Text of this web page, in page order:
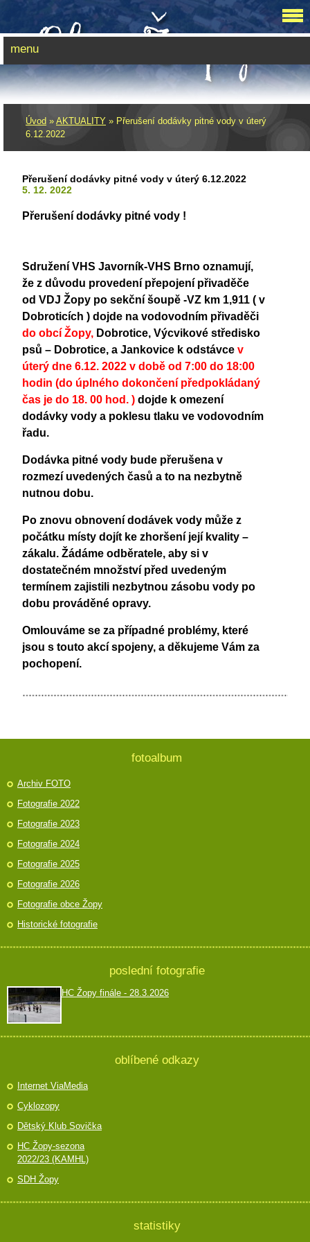
Úvod » AKTUALITY » Přerušení dodávky pitné vody v úterý
6.12.2022
Přerušení dodávky pitné vody v úterý 6.12.2022
5. 12. 2022
Přerušení dodávky pitné vody !
Sdružení VHS Javorník-VHS Brno oznamují,
že z důvodu provedení přepojení přivaděče
od VDJ Žopy po sekční šoupě -VZ km 1,911 ( v
Dobroticích ) dojde na vodovodním přivaděči
do obcí Žopy, Dobrotice, Výcvikové středisko
psů – Dobrotice, a Jankovice k odstávce v
úterý dne 6.12. 2022 v době od 7:00 do 18:00
hodin (do úplného dokončení předpokládaný
čas je do 18. 00 hod. ) dojde k omezení
dodávky vody a poklesu tlaku ve vodovodním
řadu.
Dodávka pitné vody bude přerušena v
rozmezí uvedených časů a to na nezbytně
nutnou dobu.
Po znovu obnovení dodávek vody může z
počátku místy dojít ke zhoršení její kvality –
zákalu. Žádáme odběratele, aby si v
dostatečném množství před uvedeným
termínem zajistili nezbytnou zásobu vody po
dobu prováděné opravy.
Omlouváme se za případné problémy, které
jsou s touto akcí spojeny, a děkujeme Vám za
pochopení.
menu
fotoalbum
Archiv FOTO
Fotografie 2022
Fotografie 2023
Fotografie 2024
Fotografie 2025
Fotografie 2026
Fotografie obce Žopy
Historické fotografie
poslední fotografie
HC Žopy finále - 28.3.2026
oblíbené odkazy
Internet ViaMedia
Cyklozopy
Dětský Klub Sovička
HC Žopy-sezona
2022/23 (KAMHL)
SDH Žopy
statistiky